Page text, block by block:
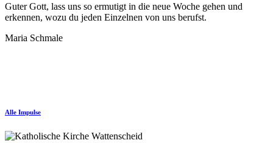
Guter Gott, lass uns so ermutigt in die neue Woche gehen und
erkennen, wozu du jeden Einzelnen von uns berufst.
Maria Schmale
Alle Impulse